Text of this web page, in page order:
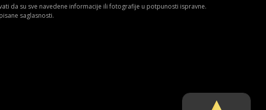
da su sve navedene informacije ili fotografije u potpunosti ispravne.
saglasnosti.